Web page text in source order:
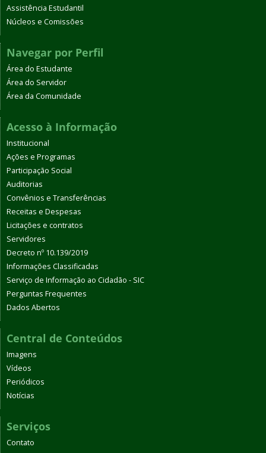
Assistência Estudantil
Núcleos e Comissões
Navegar por Perfil
Área do Estudante
Área do Servidor
Área da Comunidade
Acesso à Informação
Institucional
Ações e Programas
Participação Social
Auditorias
Convênios e Transferências
Receitas e Despesas
Licitações e contratos
Servidores
Decreto nº 10.139/2019
Informações Classificadas
Serviço de Informação ao Cidadão - SIC
Perguntas Frequentes
Dados Abertos
Central de Conteúdos
Imagens
Vídeos
Periódicos
Notícias
Serviços
Contato